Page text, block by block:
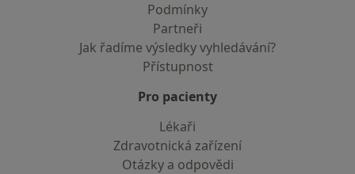
Podmínky
Partneři
Jak řadíme výsledky vyhledávání?
Přístupnost
Pro pacienty
Lékaři
Zdravotnická zařízení
Otázky a odpovědi